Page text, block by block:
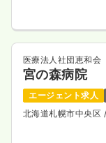
医療法人社団恵和会
宮の森病院
エージェント求人
北海道札幌市中央区